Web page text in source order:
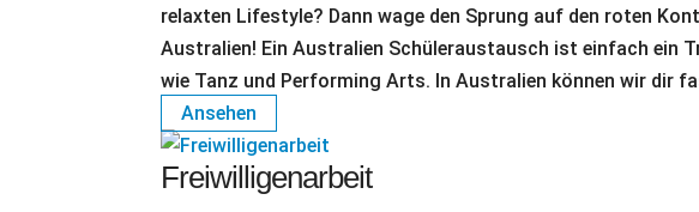
relaxten Lifestyle? Dann wage den Sprung auf den roten
Australien! Ein Australien Schüleraustausch ist einfach ein
wie Tanz und Performing Arts. In Australien können wir dir
Ansehen
Freiwilligenarbeit